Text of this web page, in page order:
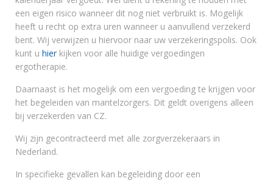
een eigen risico wanneer dit nog niet verbruikt is. Mogelijk
heeft u recht op extra uren wanneer u aanvullend verzekerd
bent. Wij verwijzen u hiervoor naar uw verzekeringspolis. Ook
kunt u hier kijken voor alle huidige vergoedingen
ergotherapie.
Daarnaast is het mogelijk om een vergoeding te krijgen voor
het begeleiden van mantelzorgers. Dit geldt overigens alleen
bij verzekerden van CZ.
Wij zijn gecontracteerd met alle zorgverzekeraars in
Nederland.
In specifieke gevallen kan begeleiding door een